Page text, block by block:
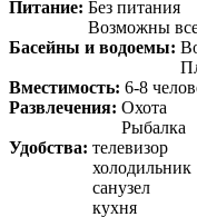
Питание: Без питания
Возможны
Басейны и водоемы:
Вместимость: 6-8
Развлечения: Охота
Рыбалка
Удобства: телевизор
холодильник
санузел
кухня